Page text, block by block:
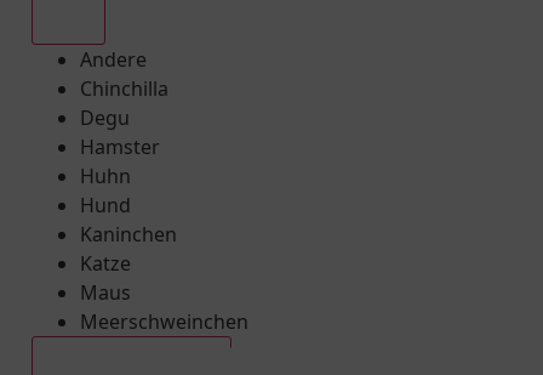
Andere
Chinchilla
Degu
Hamster
Huhn
Hund
Kaninchen
Katze
Maus
Meerschweinchen